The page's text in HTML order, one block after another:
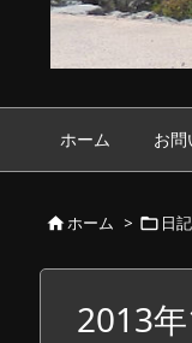
ホーム お
ホーム >  日記
2013